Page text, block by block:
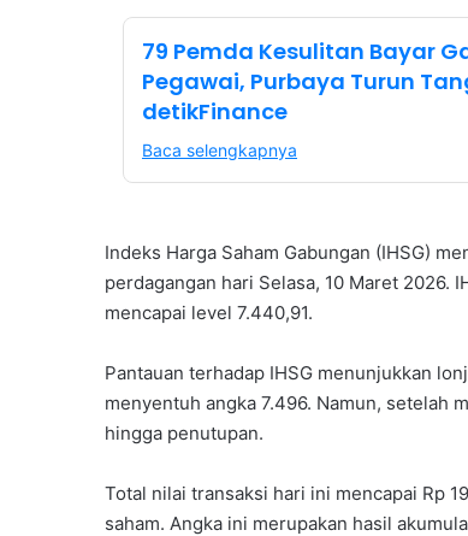
79 Pemda Kesulitan Bayar
Pegawai, Purbaya Turun
detikFinance
Baca selengkapnya
Indeks Harga Saham Gabungan (IHSG)
perdagangan hari Selasa, 10 Maret 2026.
mencapai level 7.440,91.
Pantauan terhadap IHSG menunjukkan
menyentuh angka 7.496. Namun, setelah
hingga penutupan.
Total nilai transaksi hari ini mencapai Rp
saham. Angka ini merupakan hasil